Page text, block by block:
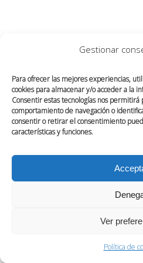
Gestionar
Para ofrecer las mejores experiencias,
cookies para almacenar y/o acceder a la
Consentir estas tecnologías nos permitirá
comportamiento de navegación o
consentir o retirar el consentimiento
características y funciones.
Ver
Política de